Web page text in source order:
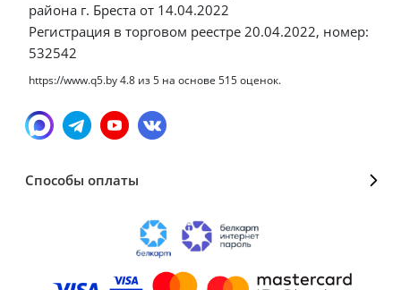
района г. Бреста от 14.04.2022
Регистрация в торговом реестре 20.04.2022, номер:
532542
https://www.q5.by4.8 из5 на основе 515оценок.
Способы оплаты